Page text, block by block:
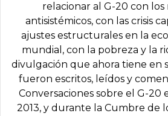
relacionar al G-20 con
antisistémicos, con las crisis
ajustes estructurales en la
mundial, con la pobreza y la
divulgación que ahora tiene en
fueron escritos, leídos y
Conversaciones sobre el G-20
2013, y durante la Cumbre de